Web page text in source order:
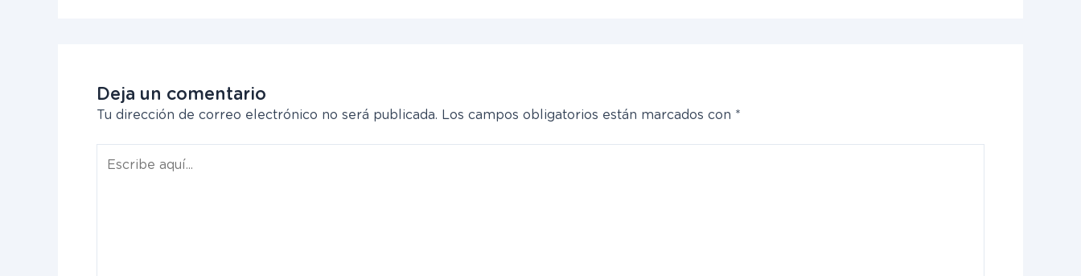
Deja un comentario
Tu dirección de correo electrónico no será publicada. Los campos obligatorios están marcados con *
aquí...